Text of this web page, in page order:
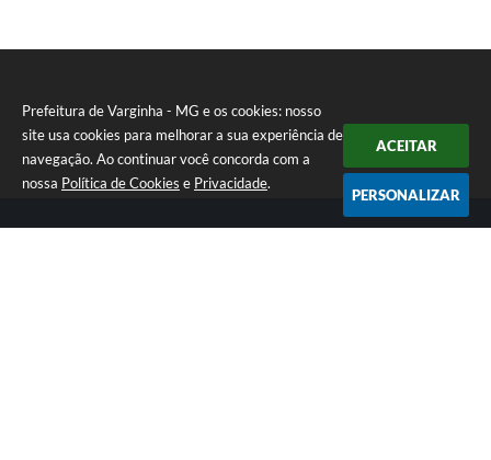
Prefeitura de Varginha - MG e os cookies: nosso
site usa cookies para melhorar a sua experiência de
navegação. Ao continuar você concorda com a
nossa Política de Cookies e Privacidade.
ACEITAR
PERSONALIZAR